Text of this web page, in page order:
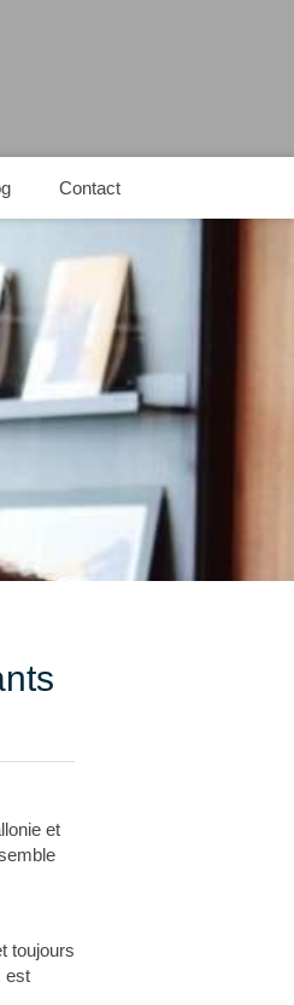
Contact
et
toujours
est